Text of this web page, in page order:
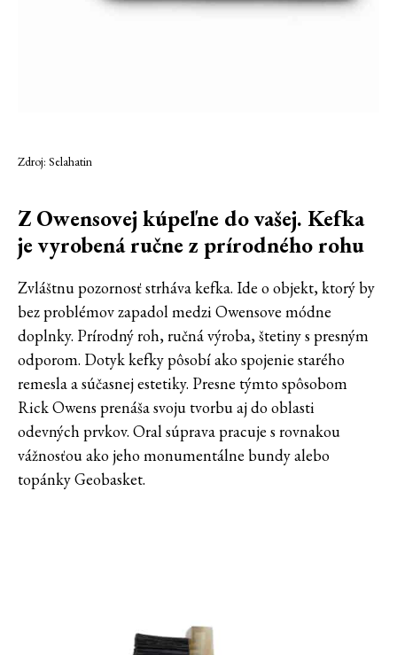
Zdroj: Selahatin
Z Owensovej kúpeľne do vašej. Kefka
je vyrobená ručne z prírodného rohu
Zvláštnu pozornosť strháva kefka. Ide o objekt, ktorý by
bez problémov zapadol medzi Owensove módne
doplnky. Prírodný roh, ručná výroba, štetiny s presným
odporom. Dotyk kefky pôsobí ako spojenie starého
remesla a súčasnej estetiky. Presne týmto spôsobom
Rick Owens prenáša svoju tvorbu aj do oblasti
odevných prvkov. Oral súprava pracuje s rovnakou
vážnosťou ako jeho monumentálne bundy alebo
topánky Geobasket.